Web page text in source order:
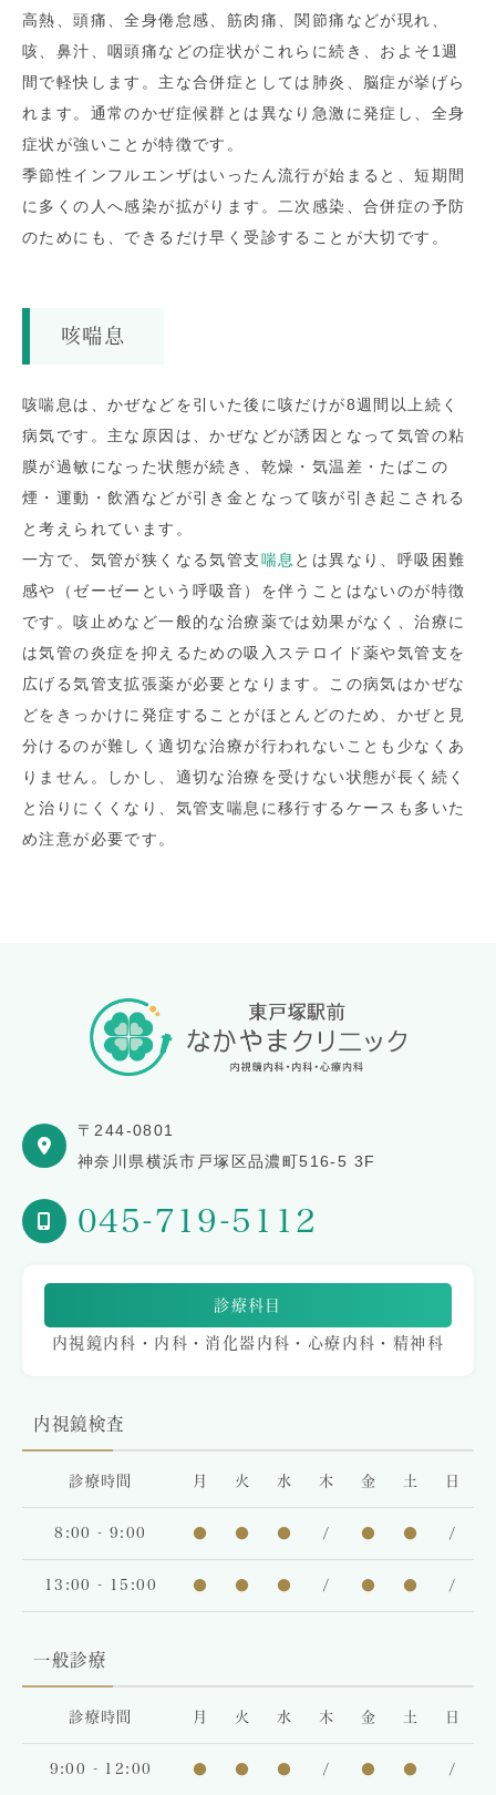
高熱、頭痛、全身倦怠感、筋肉痛、関節痛などが現れ、
咳、鼻汁、咽頭痛などの症状がこれらに続き、およそ1週
間で軽快します。主な合併症としては肺炎、脳症が挙げら
れます。通常のかぜ症候群とは異なり急激に発症し、全身
症状が強いことが特徴です。
季節性インフルエンザはいったん流行が始まると、短期間
に多くの人へ感染が拡がります。二次感染、合併症の予防
のためにも、できるだけ早く受診することが大切です。
咳喘息
咳喘息は、かぜなどを引いた後に咳だけが8週間以上続く
病気です。主な原因は、かぜなどが誘因となって気管の粘
膜が過敏になった状態が続き、乾燥・気温差・たばこの
煙・運動・飲酒などが引き金となって咳が引き起こされる
と考えられています。
一方で、気管が狭くなる気管支喘息 とは異なり、呼吸困難
感や（ゼーゼーという呼吸音）を伴うことはないのが特徴
です。咳止めなど一般的な治療薬では効果がなく、治療に
は気管の炎症を抑えるための吸入ステロイド薬や気管支を
広げる気管支拡張薬が必要となります。この病気はかぜな
どをきっかけに発症することがほとんどのため、かぜと見
分けるのが難しく適切な治療が行われないことも少なくあ
りません。しかし、適切な治療を受けない状態が長く続く
と治りにくくなり、気管支喘息に移行するケースも多いた
め注意が必要です。
〒244-0801
神奈川県横浜市戸塚区品濃町516-5 3F
045-719-5112
診療科目
内視鏡内科・内科・消化器内科・心療内科・精神科
内視鏡検査
診療時間 月 火 水 木 金 土 日
8:00 - 9:00 ● ● ● / ● ● /
13:00 - 15:00 ● ● ● / ● ● /
一般診療
診療時間 月 火 水 木 金 土 日
9:00 - 12:00 ● ● ● / ● ● /